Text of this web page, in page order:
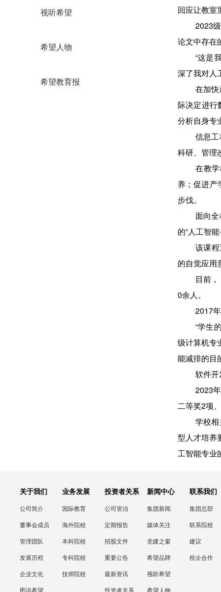
视听希望
希望人物
希望教育报
回应让教室
2023
论文中存在
“这是
深了我对人
在加
际决定进行
分析自身专
信息
科研、管理
在教
养；促进产
步伐。
面向
的“人工智
该课
的自觉应用
目前
0余人。
2017
“学生
级计算机专
能减排的目
软件
2023
二等奖2项
学校
型人才培养
工智能专业
关于我们
公司简介
董事会成员
管理团队
发展历程
企业文化
图说希望
业务发展
国际教育
海外院校
本科院校
专科院校
技师院校
投资者关系
公司管治
定期报告
招股文件
重要公告
最新资讯
投资者关系
新闻中心
集团新闻
媒体关注
党建之窗
希望品牌
视听希望
希望人物
联系我们
集团总部
联系院校
建议
校企合作